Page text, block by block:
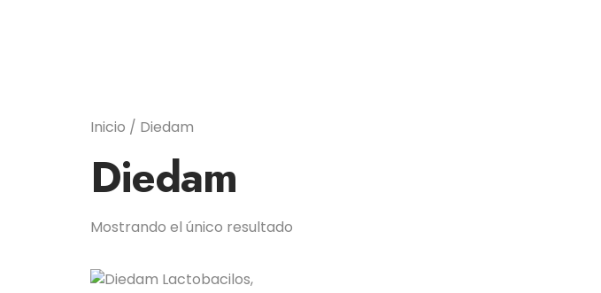
Inicio / Diedam
Diedam
Mostrando el único resultado